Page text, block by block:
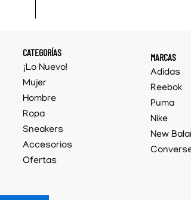
CATEGORÍAS
¡Lo Nuevo!
Mujer
Hombre
Ropa
Sneakers
Accesorios
Ofertas
MARCAS
Adidas
Reebok
Puma
Nike
New